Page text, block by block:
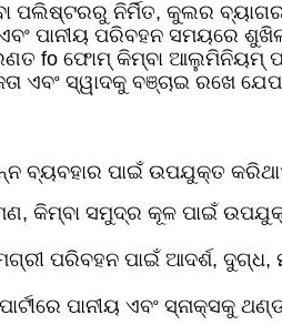
ପଲିଷ୍ଟରରୁ ନିର୍ମିତ, କୁଲର
ପାନୀୟ ପରିବହନ ସମୟରେ
fo ଫୋମ୍ କିମ୍ବା ଆଲୁମିନିୟମ୍
ଏବଂ ସ୍ୱାଦକୁ ବଞ୍ଚାଇ ରଖେ
ବ୍ୟବହାର ପାଇଁ ଉପଯୁକ୍ତ
କିମ୍ବା ସମୁଦ୍ର କୂଳ ପାଇଁ
ପରିବହନ ପାଇଁ ଆଦର୍ଶ,
ପାନୀୟ ଏବଂ